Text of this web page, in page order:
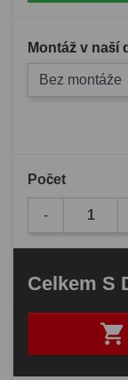
Montáž v naší
Bez montáže
Počet
-

Celkem S